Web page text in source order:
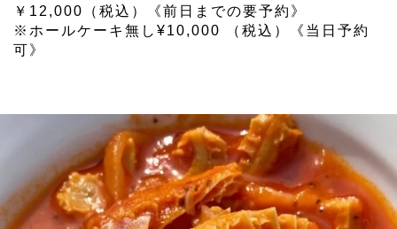
￥12,000（税込）《前日までの要予約》
※ホールケーキ無し¥10,000 （税込）《当日予約
可》